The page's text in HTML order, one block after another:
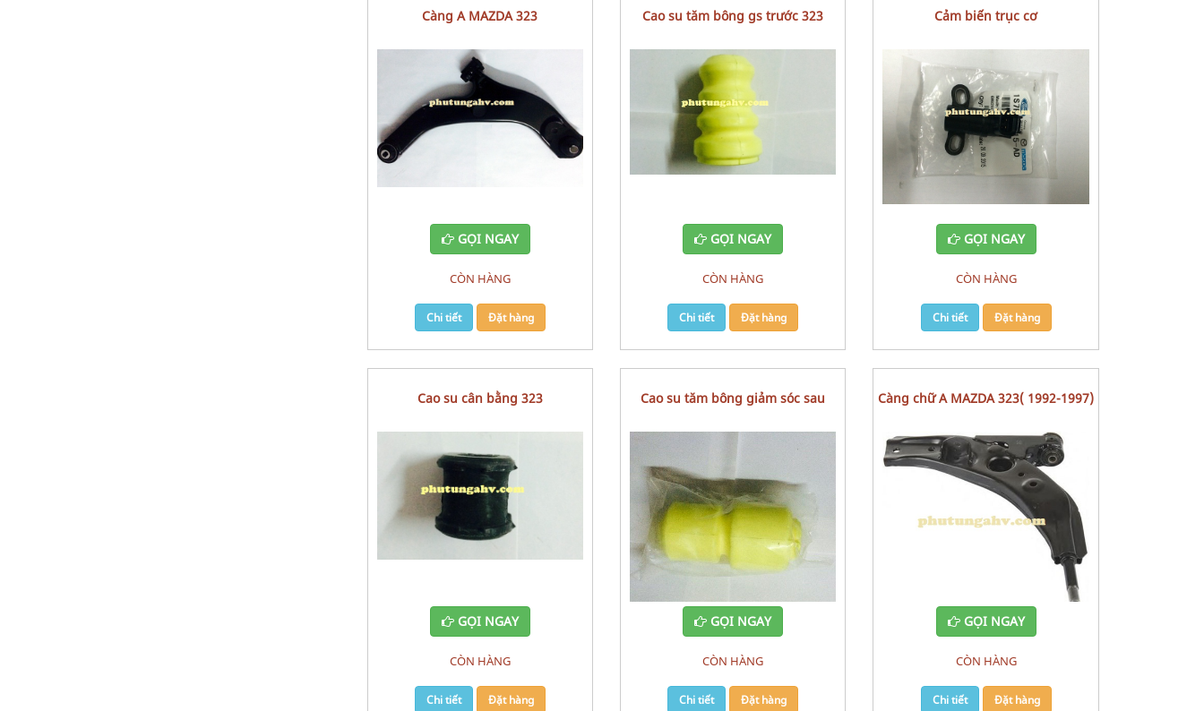
Càng A MAZDA 323
GỌI NGAY
CÒN HÀNG
Chi tiết Đặt hàng
cao su tăm bông gs trước 323
GỌI NGAY
CÒN HÀNG
Chi tiết Đặt hàng
cảm biến trục cơ
GỌI NGAY
CÒN HÀNG
Chi tiết Đặt hàng
cao su cân bằng 323
GỌI NGAY
CÒN HÀNG
Chi tiết Đặt hàng
Cao su tăm bông giảm sóc sau
GỌI NGAY
CÒN HÀNG
Chi tiết Đặt hàng
Càng chữ A MAZDA 323( 1992-1997)
GỌI NGAY
CÒN HÀNG
Chi tiết Đặt hàng